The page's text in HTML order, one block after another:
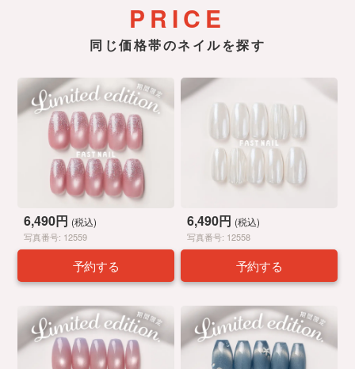
PRICE
同じ価格帯のネイルを探す
6,490円 (税込)
写真番号: 12559
予約する
6,490円 (税込)
写真番号: 12558
予約する